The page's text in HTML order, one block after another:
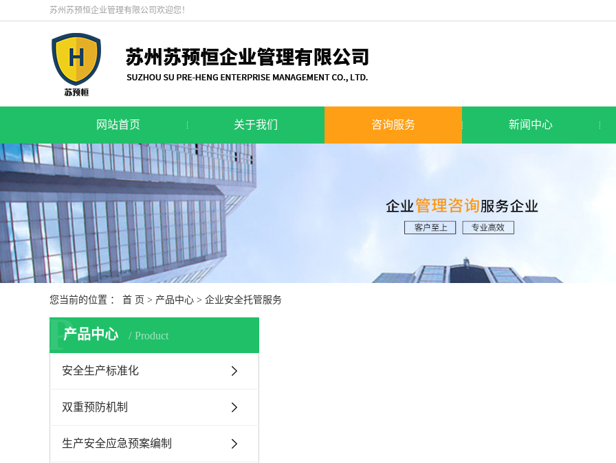
苏州苏预恒企业管理有限公司欢迎您！
网站首页 关于我们 咨询服务 新闻中心
您当前的位置 ： 首 页 > 产品中心 > 企业安全托管服务
产品中心 Product
P
安全生产标准化
双重预防机制
生产安全应急预案编制